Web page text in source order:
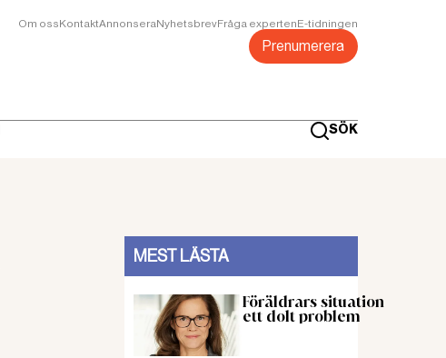
Om ossKontaktAnnonseraNyhetsbrevFråga expertenE-tidningen
Prenumerera
SÖK
MEST LÄSTA
Föräldrars situation
ett dolt problem